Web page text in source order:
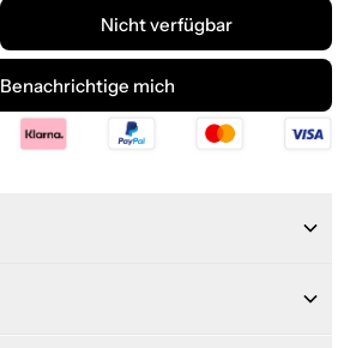
Nicht verfügbar
Benachrichtige mich